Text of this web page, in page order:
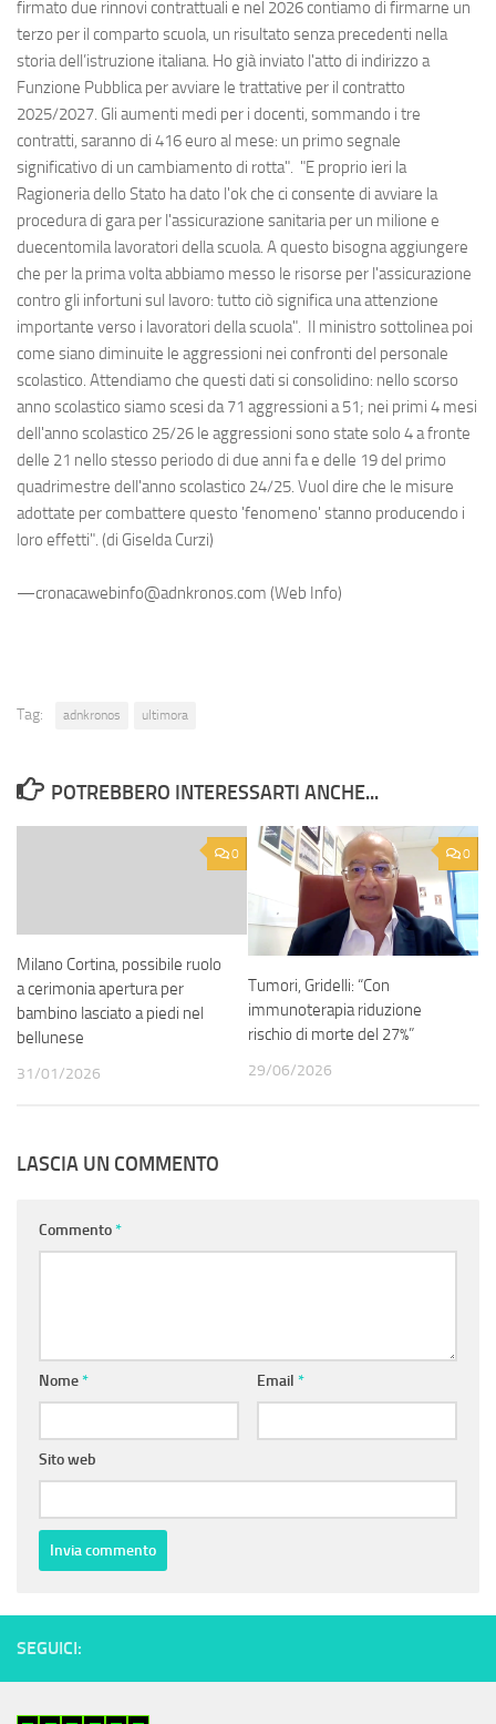
firmato due rinnovi contrattuali e nel 2026 contiamo di firmarne un
terzo per il comparto scuola, un risultato senza precedenti nella
storia dell’istruzione italiana. Ho già inviato l'atto di indirizzo a
Funzione Pubblica per avviare le trattative per il contratto
2025/2027. Gli aumenti medi per i docenti, sommando i tre
contratti, saranno di 416 euro al mese: un primo segnale
significativo di un cambiamento di rotta". "E proprio ieri la
Ragioneria dello Stato ha dato l'ok che ci consente di avviare la
procedura di gara per l'assicurazione sanitaria per un milione e
duecentomila lavoratori della scuola. A questo bisogna aggiungere
che per la prima volta abbiamo messo le risorse per l'assicurazione
contro gli infortuni sul lavoro: tutto ciò significa una attenzione
importante verso i lavoratori della scuola". Il ministro sottolinea poi
come siano diminuite le aggressioni nei confronti del personale
scolastico. Attendiamo che questi dati si consolidino: nello scorso
anno scolastico siamo scesi da 71 aggressioni a 51; nei primi 4 mesi
dell'anno scolastico 25/26 le aggressioni sono state solo 4 a fronte
delle 21 nello stesso periodo di due anni fa e delle 19 del primo
quadrimestre dell'anno scolastico 24/25. Vuol dire che le misure
adottate per combattere questo 'fenomeno' stanno producendo i
loro effetti". (di Giselda Curzi)
—cronacawebinfo@adnkronos.com (Web Info)
Tag: adnkronos ultimora
POTREBBERO INTERESSARTI ANCHE...
0
Milano Cortina, possibile ruolo
a cerimonia apertura per
bambino lasciato a piedi nel
bellunese
31/01/2026
0
Tumori, Gridelli: “Con
immunoterapia riduzione
rischio di morte del 27%”
29/06/2026
LASCIA UN COMMENTO
Commento*
Nome* Email *
Sito web
SEGUICI: